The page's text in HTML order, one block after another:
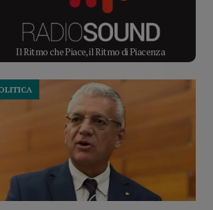
Il Ritmo che Piace, il Ritmo di Piacenza